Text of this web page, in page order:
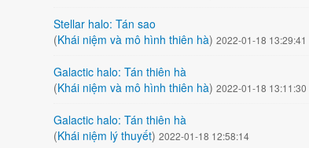
Stellar halo: Tán sao
(Khái niệm và mô hình thiên hà)2022-01-18 13:29:41
Galactic halo: Tán thiên hà
(Khái niệm và mô hình thiên hà)2022-01-18 13:11:30
Galactic halo: Tán thiên hà
(Khái niệm lý thuyết)2022-01-18 12:58:14